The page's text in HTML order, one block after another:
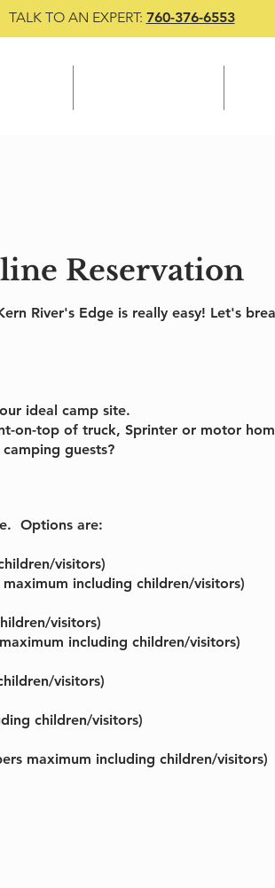
TALK TO AN EXPERT: 760-376-6553
Reservation
River's Edge is really easy! Let's
ideal camp site.
on-top of truck, Sprinter or motor
guests?
Options are:
visitors)
maximum including children/visitors)
visitors)
including children/visitors)
visitors)
children/visitors)
maximum including children/visitors)